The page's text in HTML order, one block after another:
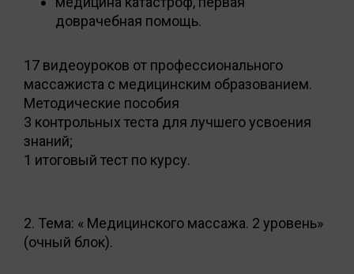
доврачебная помощь.
17 видеоуроков от профессионального
массажиста с медицинским образованием.
Методические пособия
3 контрольных теста для лучшего усвоения
знаний;
1 итоговый тест по курсу.
2. Тема: « Медицинского массажа. 2 уровень»
(очный блок).